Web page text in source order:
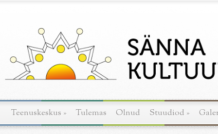
Teenuskeskus » Tulemas Olnud Stuudiod »